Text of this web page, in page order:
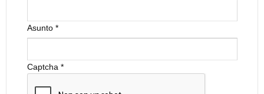
Asunto*
Captcha *